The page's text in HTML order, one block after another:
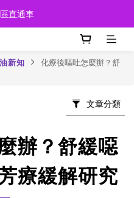
直通車
直通車
直通車
新知
化療後嘔吐怎麼辦？舒
文章分類
辦？舒緩噁
療緩解研究